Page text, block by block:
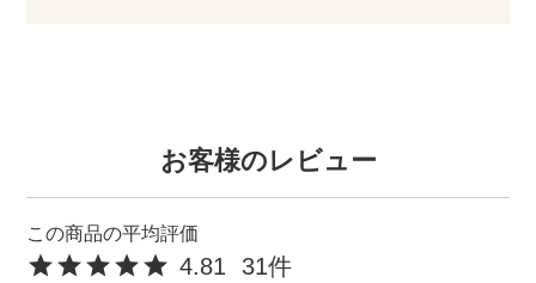
お客様のレビュー
4.81 31